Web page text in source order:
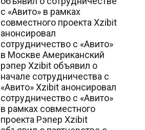
с «Авито» в рамках
совместного проекта Xzibit
анонсировал
сотрудничество с «Авито»
в Москве Американский
рэпер Xzibit объявил о
начале сотрудничества с
«Авито» Xzibit анонсировал
сотрудничество с «Авито»
в рамках совместного
проекта Рэпер Xzibit